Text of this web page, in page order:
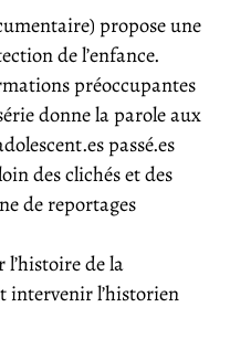
propose une
de l’enfance.
préoccupantes
donne la parole aux
passé.es
des clichés et des
de reportages
de la
intervenir l’historien